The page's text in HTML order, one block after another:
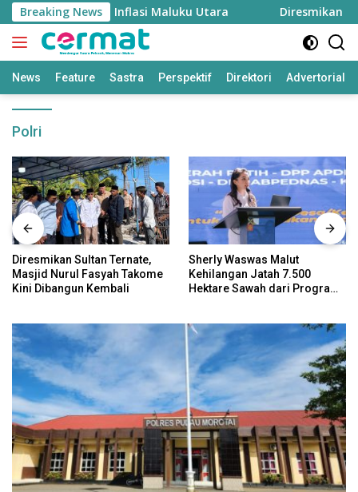
Langsung
ke
konten
Breaking News
Menjaga Inflasi Maluku Utara Diresmikan
News Feature Sastra Perspektif Direktori Advertorial
Polri
Diresmikan Sultan Ternate,
Masjid Nurul Fasyah Takome
Kini Dibangun Kembali
Sherly Waswas Malut
Kehilangan Jatah 7.500
Hektare Sawah dari Program